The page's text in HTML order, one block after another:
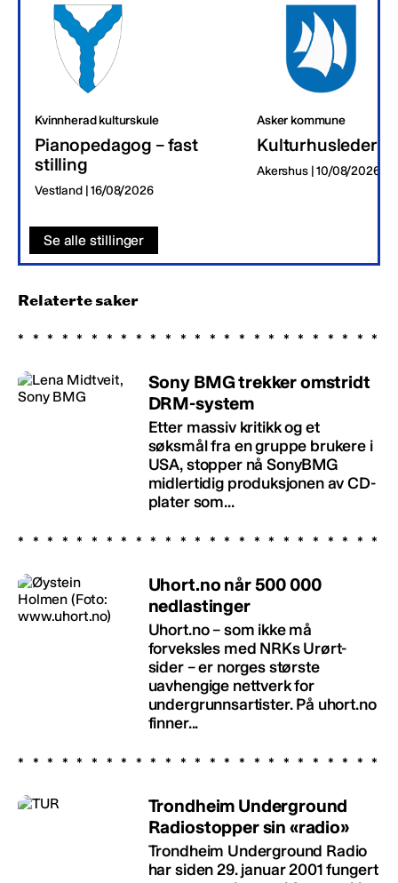
Kvinnherad kulturskule
Pianopedagog – fast
stilling
Vestland | 16/08/2026
Asker kommune
Kulturhusleder
Akershus | 10/08/2026
Se alle stillinger
Relaterte saker
Sony BMG trekker omstridt
DRM-system
Etter massiv kritikk og et
søksmål fra en gruppe brukere i
USA, stopper nå SonyBMG
midlertidig produksjonen av CD-
plater som...
Uhort.no når 500 000
nedlastinger
Uhort.no – som ikke må
forveksles med NRKs Urørt-
sider – er norges største
uavhengige nettverk for
undergrunnsartister. På uhort.no
finner...
Trondheim Underground
Radiostopper sin «radio»
Trondheim Underground Radio
har siden 29. januar 2001 fungert